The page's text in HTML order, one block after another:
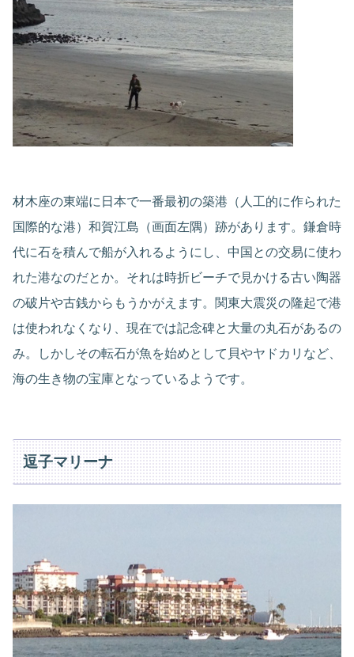
材木座の東端に日本で一番最初の築港（人工的に作られた
国際的な港）和賀江島（画面左隅）跡があります。鎌倉時
代に石を積んで船が入れるようにし、中国との交易に使わ
れた港なのだとか。それは時折ビーチで見かける古い陶器
の破片や古銭からもうかがえます。関東大震災の隆起で港
は使われなくなり、現在では記念碑と大量の丸石があるの
み。しかしその転石が魚を始めとして貝やヤドカリなど、
海の生き物の宝庫となっているようです。
逗子マリーナ